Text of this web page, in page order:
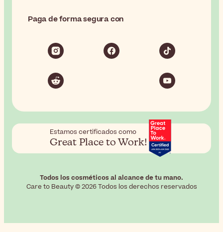
Paga de forma segura con
Estamos certificados como
Great Place to Work!
Todos los cosméticos al alcance de tu mano.
Care to Beauty © 2026 Todos los derechos reservados